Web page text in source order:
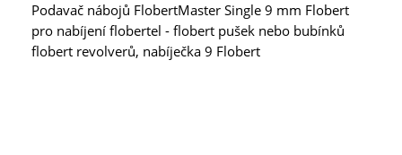
Podavač nábojů FlobertMaster Single 9 mm Flobert
pro nabíjení flobertel - flobert pušek nebo bubínků
flobert revolverů, nabíječka 9 Flobert